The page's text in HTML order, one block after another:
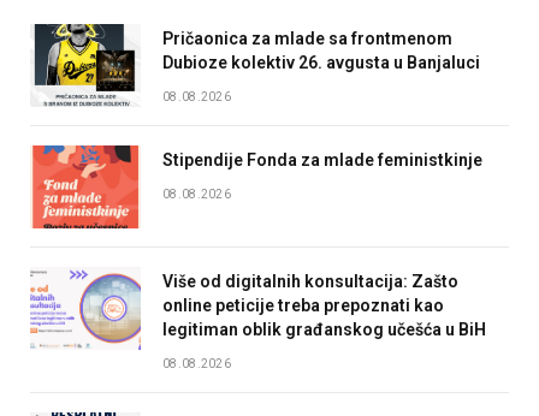
Pričaonica za mlade sa frontmenom
Dubioze kolektiv 26. avgusta u Banjaluci
08.08.2026
Stipendije Fonda za mlade feministkinje
08.08.2026
Više od digitalnih konsultacija: Zašto
online peticije treba prepoznati kao
legitiman oblik građanskog učešća u BiH
08.08.2026